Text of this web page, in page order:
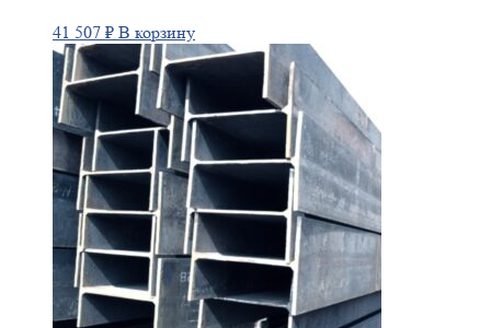
41 507 ₽ В корзину